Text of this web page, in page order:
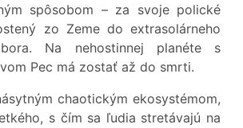
spôsobom – za svoje polické
zo Zeme do extrasolárneho
Na nehostinnej planéte s
Pec má zostať až do smrti.
chaotickým ekosystémom,
s čím sa ľudia stretávajú na